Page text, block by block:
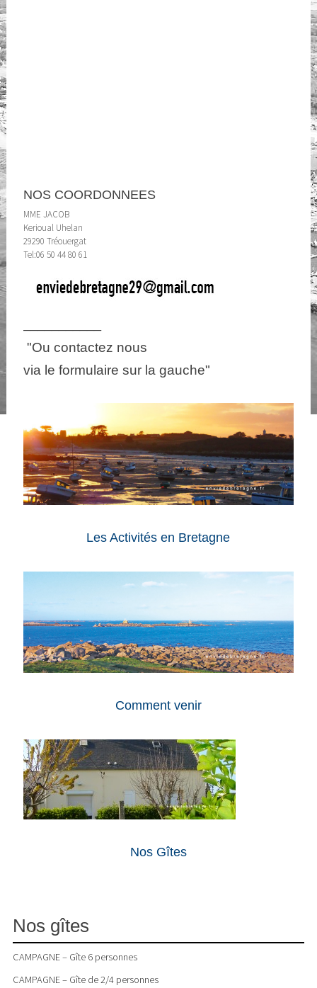
NOS COORDONNEES
MME JACOB
Kerioual Uhelan
29290 Tréouergat
Tel:06 50 44 80 61
"Ou contactez nous
via le formulaire sur la gauche"
Les Activités en Bretagne
Comment venir
Nos Gîtes
Nos gîtes
CAMPAGNE – Gîte 6 personnes
CAMPAGNE – Gîte de 2/4 personnes